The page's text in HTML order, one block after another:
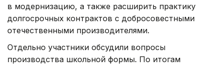
в модернизацию, а также расширить практику
долгосрочных контрактов с добросовестными
отечественными производителями.
Отдельно участники обсудили вопросы
производства школьной формы. По итогам